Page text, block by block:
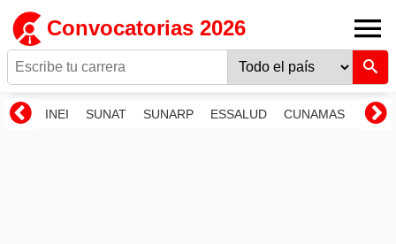
Convocatorias 2026
INEI SUNAT SUNARP ESSALUD CUNAMAS